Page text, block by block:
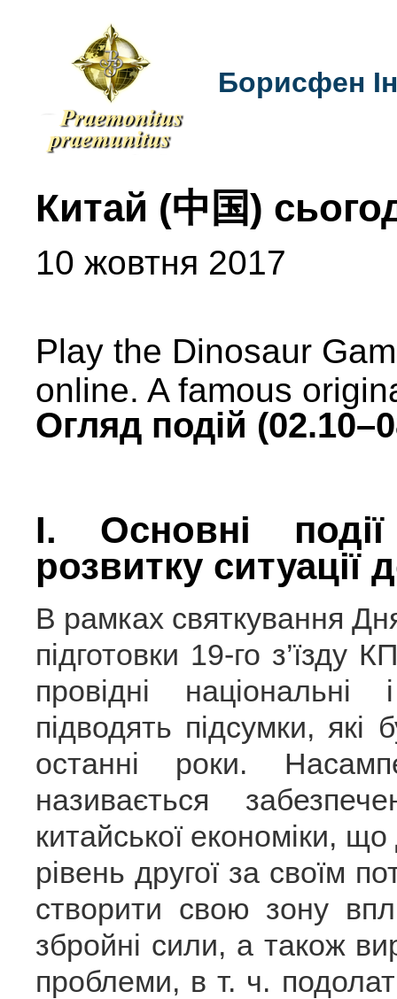
Борисфен
Китай (中国)
10 жовтня 2017
Play the Dinosaur
online. A famous
Огляд подій
І. Основні
розвитку ситуації
В рамках святкування
підготовки 19-го з’їзду
провідні національні
підводять підсумки, які
останні роки.
називається
китайської економіки,
рівень другої за своїм
створити свою зону
збройні сили, а також
проблеми, в т. ч.